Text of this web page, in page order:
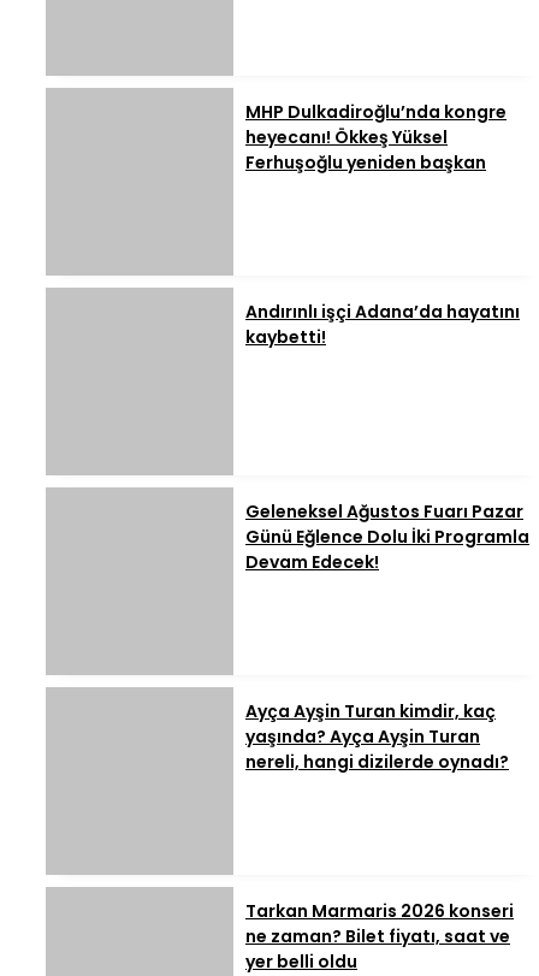
MHP Dulkadiroğlu’nda kongre
heyecanı! Ökkeş Yüksel
Ferhuşoğlu yeniden başkan
Andırınlı işçi Adana’da hayatını
kaybetti!
Geleneksel Ağustos Fuarı Pazar
Günü Eğlence Dolu İki Programla
Devam Edecek!
Ayça Ayşin Turan kimdir, kaç
yaşında? Ayça Ayşin Turan
nereli, hangi dizilerde oynadı?
Tarkan Marmaris 2026 konseri
ne zaman? Bilet fiyatı, saat ve
yer belli oldu